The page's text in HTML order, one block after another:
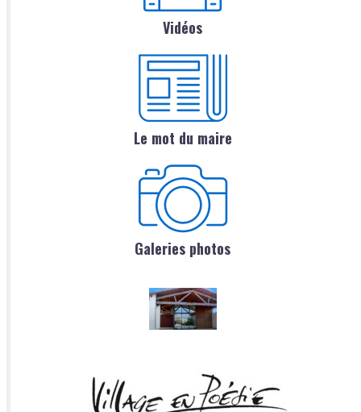
Vidéos
Le mot du maire
Galeries photos